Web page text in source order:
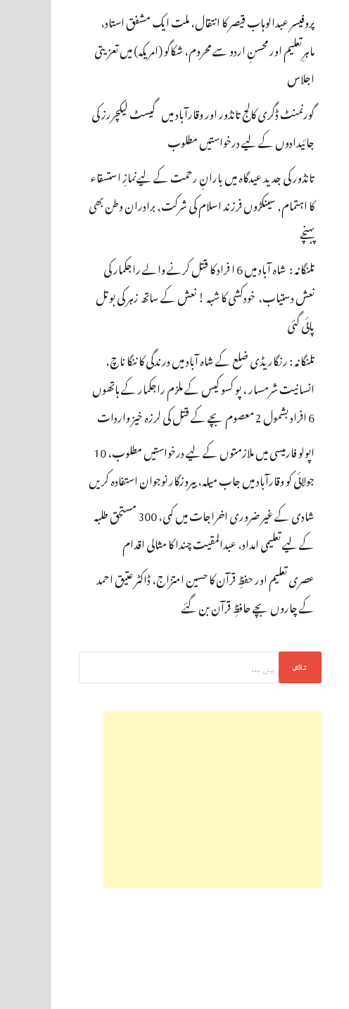
پروفیسر عبدالوہاب قیصر کا انتقال، ملت ایک مشفق استاد،
ماہرِتعلیم اور محسنِ اردو سے محروم، شکاگو (امریکہ) میں تعزیتی
اجلاس
گورنمنٹ ڈگری کالج تانڈور اور وقارآباد میں گیسٹ لیکچررز کی
جائیدادوں کے لیے درخواستیں مطلوب
تانڈور کی جدید عیدگاہ میں بارانِ رحمت کے لیےنمازِ استسقاء
کا اہتمام, سینکڑوں فرزند اسلام کی شرکت, برادران وطن بھی
پہنچے
تلنگانہ : شاہ آباد میں 6 ا فراد کا قتل کرنے والے راجکمار کی
نعش دستیاب، خودکشی کا شبہ ! نعش کے ساتھ زہر کی بوتل
پائی گئی
تلنگانہ : رنگاریڈی ضلع کے شاہ آباد میں درندگی کا ننگا ناچ،
انسانیت شرمسار ، پو کسو کیس کے ملزم راجکمار کے ہاتھوں
6 افراد بشمول 2 معصوم بچے کے قتل کی لرزہ خیز واردات
اپولو فارمیسی میں ملازمتوں کے لیے درخواستیں مطلوب، 10
جولائی کو وقارآباد میں جاب میلہ، بیروزگار نوجوان استفادہ کریں
شادی کے غیر ضروری اخراجات میں کمی، 300 مستحق طلبہ
کے لیے تعلیمی امداد، عبدالمقیت چندا کا مثالی اقدام
عصری تعلیم اور حفظِ قرآن کا حسین امتزاج، ڈاکٹر عتیق احمد
کے چاروں بچے حافظِ قرآن بن گئے